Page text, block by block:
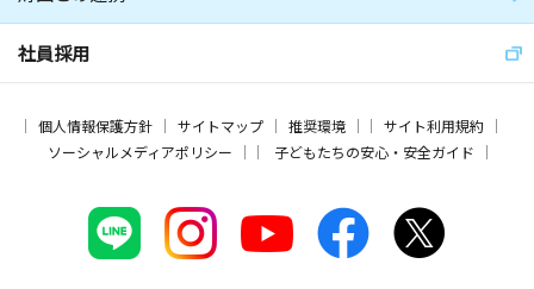
社員採用
個人情報保護方針 サイトマップ 推奨環境
サイト利用規約
ソーシャルメディアポリシー
子どもたちの安心・安全ガイド